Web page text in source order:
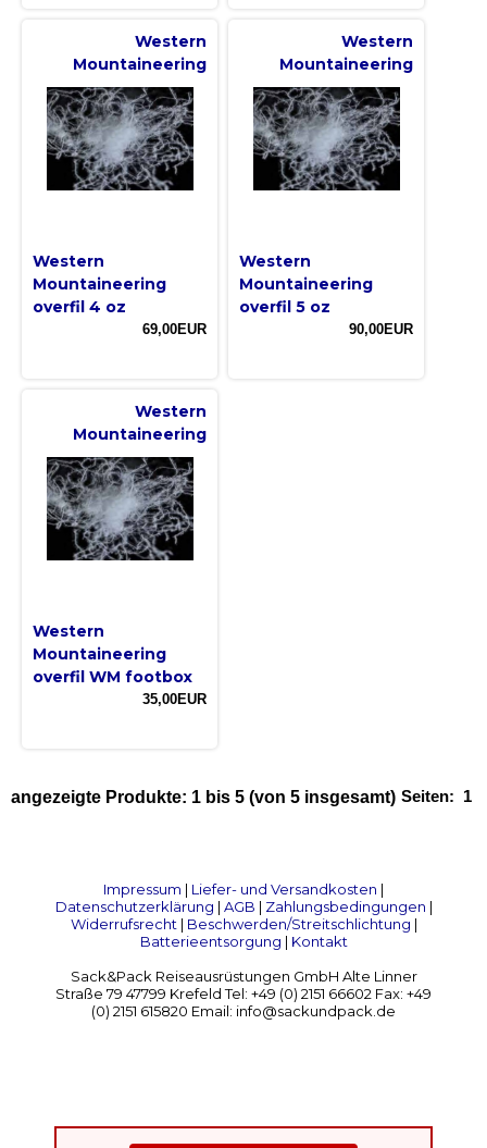
Western
Mountaineering
Western
Mountaineering
overfil 4 oz
69,00EUR
Western
Mountaineering
Western
Mountaineering
overfil 5 oz
90,00EUR
Western
Mountaineering
Western
Mountaineering
overfil WM footbox
35,00EUR
Seiten: 1
angezeigte Produkte: 1 bis 5 (von 5 insgesamt)
Impressum | Liefer- und Versandkosten |
Datenschutzerklärung | AGB | Zahlungsbedingungen |
Widerrufsrecht| Beschwerden/Streitschlichtung |
Batterieentsorgung | Kontakt
Sack&Pack Reiseausrüstungen GmbH Alte Linner
Straße 79 47799 Krefeld Tel: +49 (0) 2151 66602 Fax: +49
(0) 2151 615820 Email: info@sackundpack.de